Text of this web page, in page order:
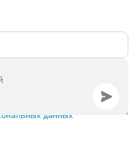
данных